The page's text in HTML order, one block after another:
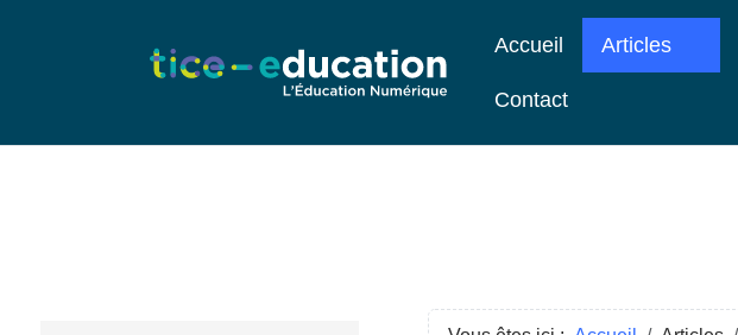
Accueil Articles
Contact